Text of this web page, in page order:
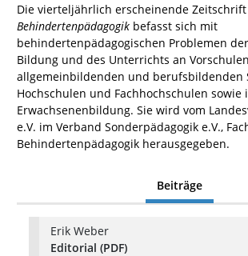
Die vierteljährlich erscheinende Zeitschrift
Behindertenpädagogik befasst sich mit
behindertenpädagogischen Problemen
Bildung und des Unterrichts an
allgemeinbildenden und berufsbildenden
Hochschulen und Fachhochschulen sowie
Erwachsenenbildung. Sie wird vom
e.V. im Verband Sonderpädagogik e.V.,
Behindertenpädagogik herausgegeben.
Beiträge
Erik Weber
Editorial (PDF)